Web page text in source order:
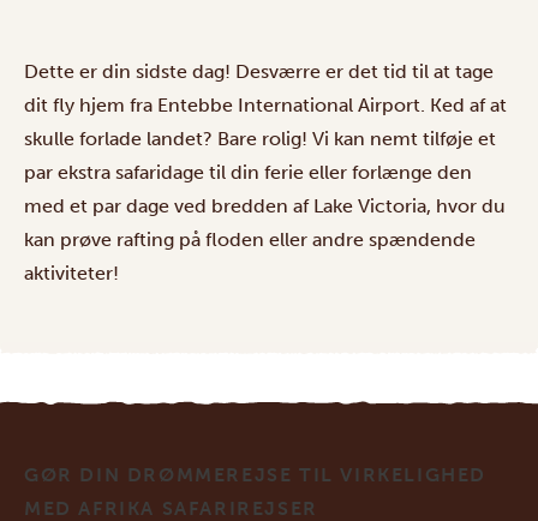
Dette er din sidste dag! Desværre er det tid til at tage
dit fly hjem fra Entebbe International Airport. Ked af at
skulle forlade landet? Bare rolig! Vi kan nemt tilføje et
par ekstra safaridage til din ferie eller forlænge den
med et par dage ved bredden af Lake Victoria, hvor du
kan prøve rafting på floden eller andre spændende
aktiviteter!
GØR DIN DRØMMEREJSE TIL VIRKELIGHED
MED AFRIKA SAFARIREJSER